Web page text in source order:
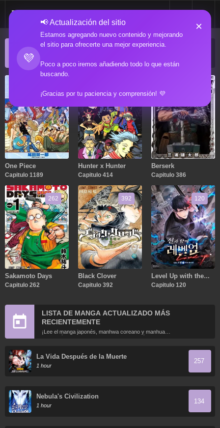
💜
📢 Actualización del sitio
Estamos agregando nuevo contenido y mejorando
el sitio para ofrecerte una mejor experiencia.
Poco a poco iremos añadiendo todo lo que están
buscando.
¡Gracias por tu paciencia y comprensión! 💜
×
ACTUALIZACIONES POPULARES
One Piece
Capitulo 1189
Hunter x Hunter
Capitulo 414
Berserk
Capitulo 386
262
Sakamoto Days
Capitulo 262
392
Black Clover
Capitulo 392
120
Level Up with the
Gods
Capitulo 120
LISTA DE MANGA ACTUALIZADO MÁS
RECIENTEMENTE
¡Lee el manga japonés, manhwa coreano y manhua
chino más recientemente actualizados en línea gratis!
La Vida Después de la Muerte
1 hour
257
Nebula's Civilization
1 hour
134